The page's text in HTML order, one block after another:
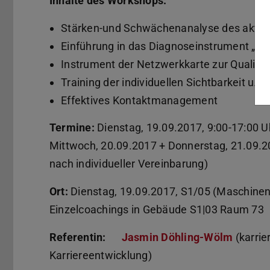
Stärken-und Schwächenanalyse des
Einführung in das Diagnoseinstrument
Instrument der Netzwerkkarte zur
Training der individuellen Sichtbarkeit u.a.
Effektives Kontaktmanagement
Termine: Dienstag, 19.09.2017, 9:00-17:00
Mittwoch, 20.09.2017 + Donnerstag,
nach individueller Vereinbarung)
Ort: Dienstag, 19.09.2017, S1/05
Einzelcoachings in Gebäude S1|03 Raum 73
Referentin: Jasmin Döhling-Wölm
Karriereentwicklung)